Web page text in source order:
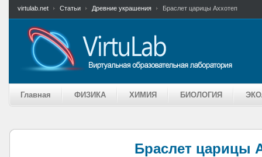
virtulab.net Статьи Древние украшения Браслет царицы Аххотеп
Главная ФИЗИКА ХИМИЯ БИОЛОГИЯ
Браслет царицы